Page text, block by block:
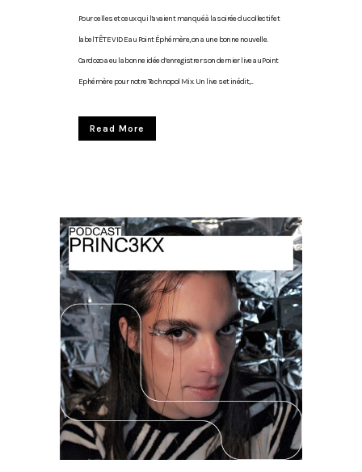
Pour celles et ceux qui l’avaient manqué à la soirée du collectif et
label TÊTE VIDE au Point Éphémère, on a une bonne nouvelle.
Cardozo a eu la bonne idée d’enregistrer son dernier live au Point
Ephémère pour notre Technopol Mix. Un live set inédit,...
Read More